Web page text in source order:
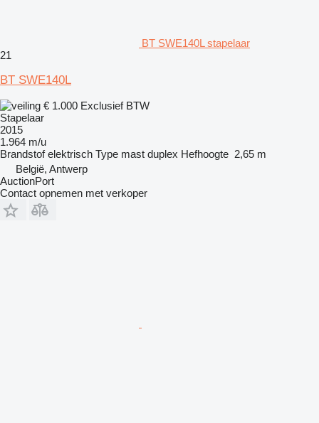
BT SWE140L stapelaar
21
BT SWE140L
€ 1.000 Exclusief BTW
Stapelaar
2015
1.964 m/u
Brandstof elektrisch Type mast duplex Hefhoogte 2,65 m
België, Antwerp
AuctionPort
Contact opnemen met verkoper